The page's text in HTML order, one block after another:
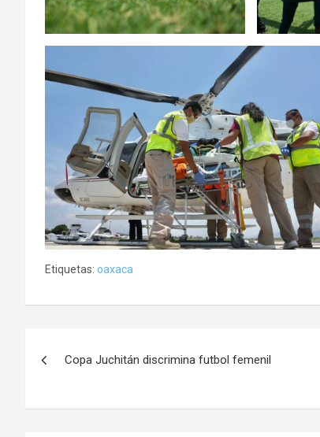
Etiquetas: oaxaca
entradas
Copa Juchitán discrimina futbol femenil